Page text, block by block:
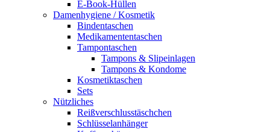
E-Book-Hüllen
Damenhygiene / Kosmetik
Bindentaschen
Medikamententaschen
Tampontaschen
Tampons & Slipeinlagen
Tampons & Kondome
Kosmetiktaschen
Sets
Nützliches
Reißverschlusstäschchen
Schlüsselanhänger